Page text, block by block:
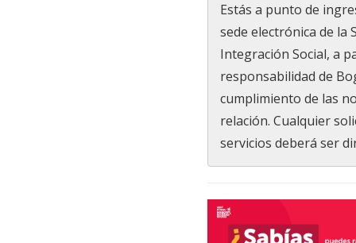
Estás a punto de
sede electrónica de la
Integración Social, a
responsabilidad de
cumplimiento de las
relación. Cualquier
servicios deberá ser